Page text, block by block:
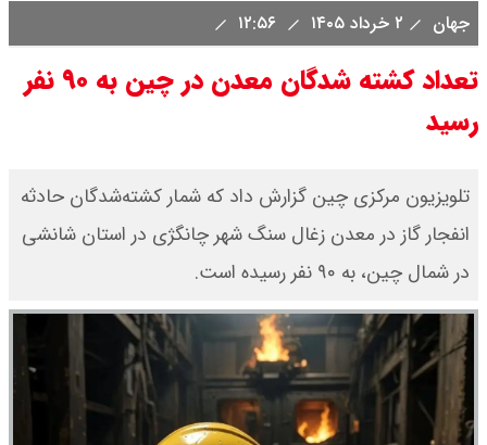
جهان ۲ خرداد ۱۴۰۵
تعداد کشته شدگان معدن در چین به ۹۰ نفر
رسید
تلویزیون مرکزی چین گزارش داد که شمار کشته‌شدگان حادثه
انفجار گاز در معدن زغال سنگ شهر چانگژی در استان شانشی
در شمال چین، به ۹۰ نفر رسیده است.